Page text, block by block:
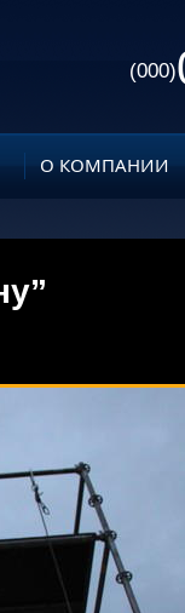
(000)
О КОМПАНИИ